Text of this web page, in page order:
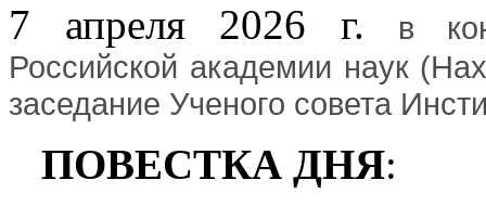
7 апреля 2026 г.
в
Российской академии наук
заседание Ученого совета
ПОВЕСТКА ДНЯ: